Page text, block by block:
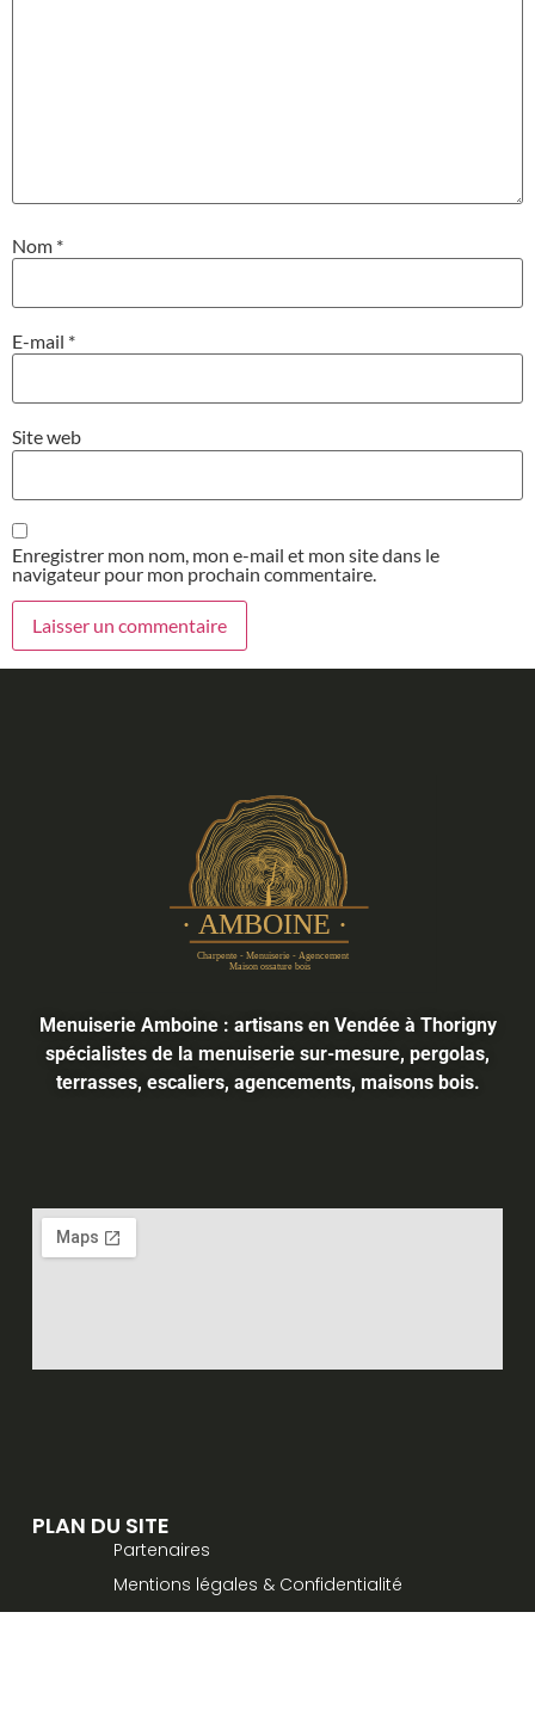
Nom *
E-mail *
Site web
Enregistrer mon nom, mon e-mail et mon site dans le
navigateur pour mon prochain commentaire.
Menuiserie Amboine : artisans en Vendée à Thorigny
spécialistes de la menuiserie sur-mesure, pergolas,
terrasses, escaliers, agencements, maisons bois.
PLAN DU SITE
Partenaires
Mentions légales & Confidentialité
Contact